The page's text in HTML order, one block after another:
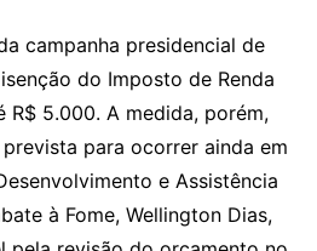
campanha presidencial de
do Imposto de Renda
R$ 5.000. A medida, porém,
para ocorrer ainda em
e Assistência
à Fome, Wellington Dias,